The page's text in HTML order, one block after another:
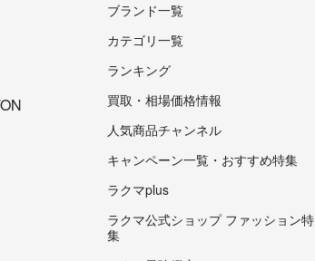
ブランド一覧
カテゴリ一覧
ランキング
買取・相場価格情報
人気商品チャンネル
キャンペーン一覧・おすすめ特集
ラクマplus
ラクマ公式ショップ ファッション特
集